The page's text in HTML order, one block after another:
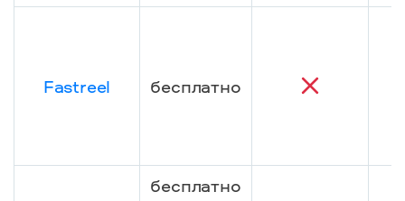
Fastreel бесплатно
бесплатно